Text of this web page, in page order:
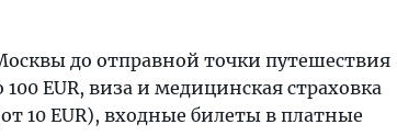
до отправной точки путешествия
EUR, виза и медицинская страховка
10 EUR), входные билеты в платные